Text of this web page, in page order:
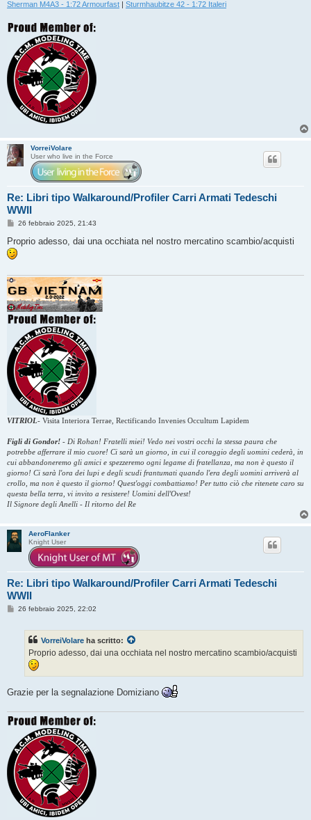
Sherman M4A3 - 1:72 Armourfast | Sturmhaubitze 42 - 1:72 Italeri
VorreiVolare
User who live in the Force
Re: Libri tipo Walkaround/Profiler Carri Armati Tedeschi
WWII
M
s
s
a
i
o
26 febbraio 2025, 21:43
Proprio adesso, dai una occhiata nel nostro mercatino scambio/acquisti
VITRIOL- Visita Interiora Terrae, Rectificando Invenies Occultum Lapidem
Figli di Gondor! - Di Rohan! Fratelli miei! Vedo nei vostri occhi la stessa paura che
potrebbe afferrare il mio cuore! Ci sarà un giorno, in cui il coraggio degli uomini cederà, in
cui abbandoneremo gli amici e spezzeremo ogni legame di fratellanza, ma non è questo il
giorno! Ci sarà l'ora dei lupi e degli scudi frantumati quando l'era degli uomini arriverà al
crollo, ma non è questo il giorno! Quest'oggi combattiamo! Per tutto ciò che ritenete caro su
questa bella terra, vi invito a resistere! Uomini dell'Ovest!
Il Signore degli Anelli - Il ritorno del Re
AeroFlanker
Knight User
Re: Libri tipo Walkaround/Profiler Carri Armati Tedeschi
WWII
M26 febbraio 2025, 22:02
VorreiVolare ha scritto:
Proprio adesso, dai una occhiata nel nostro mercatino scambio/acquisti
Grazie per la segnalazione Domiziano